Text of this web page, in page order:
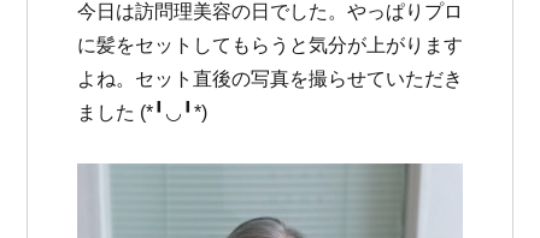
今日は訪問理美容の日でした。やっぱりプロ
に髪をセットしてもらうと気分が上がります
よね。セット直後の写真を撮らせていただき
ました (*╹◡╹*)